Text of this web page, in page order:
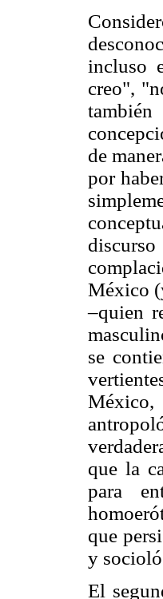
incluso
creo",
de
por
México
–quien
se
que la
para
que
y
El